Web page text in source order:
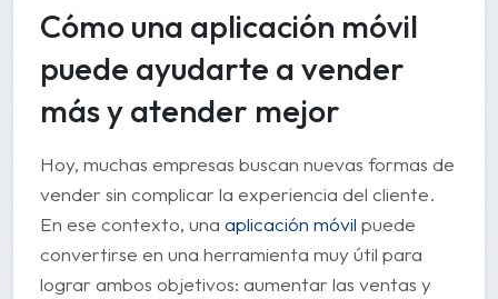
Cómo una aplicación móvil
puede ayudarte a vender
más y atender mejor
Hoy, muchas empresas buscan nuevas formas de
vender sin complicar la experiencia del cliente.
En ese contexto, una aplicación móvil puede
convertirse en una herramienta muy útil para
lograr ambos objetivos: aumentar las ventas y